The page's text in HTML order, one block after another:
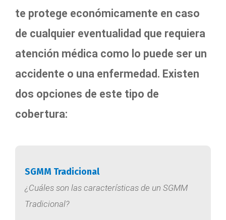
te protege económicamente en caso
de cualquier eventualidad que requiera
atención médica como lo puede ser un
accidente o una enfermedad. Existen
dos opciones de este tipo de
cobertura:
SGMM Tradicional
¿Cuáles son las características de un SGMM
Tradicional?